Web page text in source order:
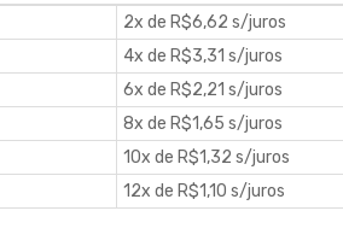
2x de R$6,62 s/juros
4x de R$3,31 s/juros
6x de R$2,21 s/juros
8x de R$1,65 s/juros
10x de R$1,32 s/juros
12x de R$1,10 s/juros